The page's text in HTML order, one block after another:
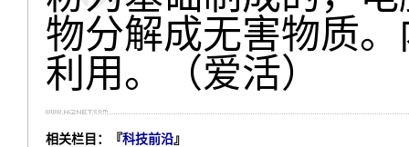
物分解成无害物质
利用。（爱活）
相关栏目：『科技前沿』